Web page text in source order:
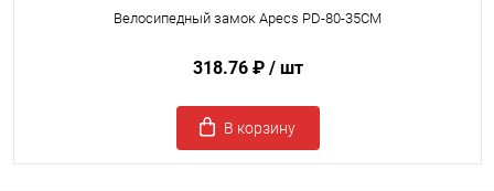
Велосипедный замок Apecs PD-80-35СМ
318.76 ₽ / шт
В корзину